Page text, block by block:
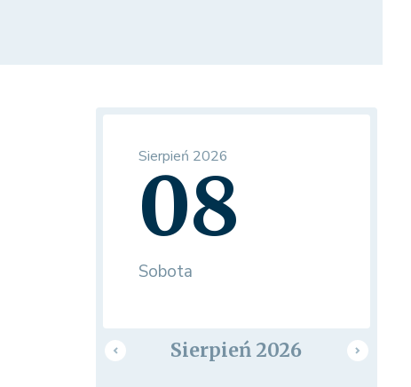
Sierpień 2026
08
Sobota
Sierpień 2026